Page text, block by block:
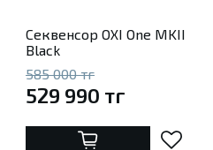
Секвенсор OXI One MKII
Black
585 000 тг
529 990 тг